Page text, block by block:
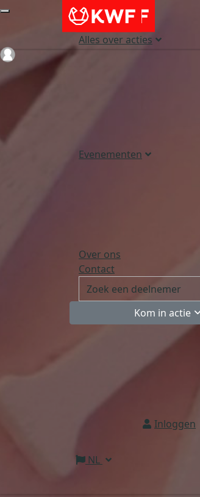
Alles over acties
Evenementen
Over ons
Contact
Kom in actie
Inloggen
NL
Login